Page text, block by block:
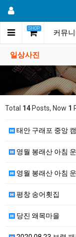
SHOP
카이스포츠? 커뮤
일상사진
Total 14 Posts, Now 1
태안 구래포 중앙
영월 봉래산 아침
영월 봉래산 아침
평창 송어횟집
당진 왜목마을